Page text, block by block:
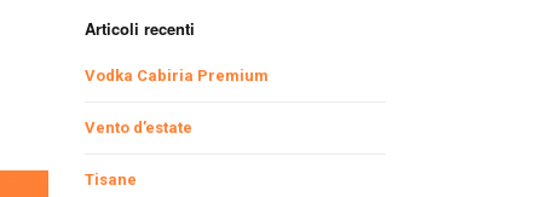
Ristoranti Verona
Ristoranti Vicenza
Ristoranti Padova
Ristoranti Pordenone
Ristoranti Udine
Articoli recenti
Vodka Cabiria Premium
Vento d’estate
Tisane